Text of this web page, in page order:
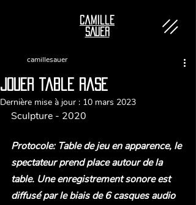
Camille
SAUER
JOuer table rase
camillesauer
Dernière mise à jour : 10 mars 2023
Sculpture - 2020
Protocole: Table de jeu en apparence, le
spectateur prend place autour de la
table. Une enregistrement sonore est
diffusé par le biais de 6 casques audio